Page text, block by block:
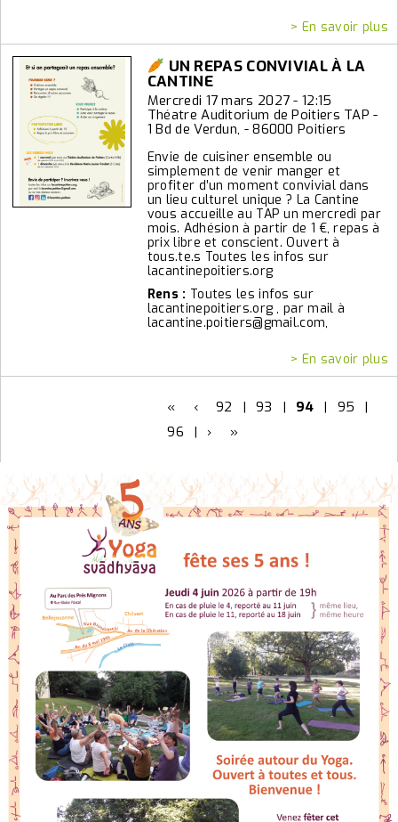
> En savoir plus
UN REPAS CONVIVIAL À LA
CANTINE
Mercredi 17 mars 2027 - 12:15
Théatre Auditorium de Poitiers TAP -
1 Bd de Verdun, - 86000 Poitiers
Envie de cuisiner ensemble ou
simplement de venir manger et
profiter d’un moment convivial dans
un lieu culturel unique ? La Cantine
vous accueille au TAP un mercredi par
mois. Adhésion à partir de 1 €, repas à
prix libre et conscient. Ouvert à
tous.te.s Toutes les infos sur
lacantinepoitiers.org
Rens : Toutes les infos sur
lacantinepoitiers.org , par mail à
lacantine.poitiers@gmail.com,
> En savoir plus
« ‹ 92 | 93 | 94 | 95
|
96
| › »